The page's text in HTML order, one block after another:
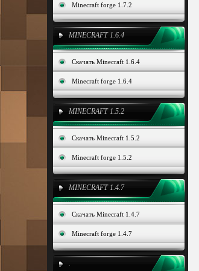
Minecraft forge 1.7.2
MINECRAFT 1.6.4
Скачать Minecraft 1.6.4
Minecraft forge 1.6.4
MINECRAFT 1.5.2
Скачать Minecraft 1.5.2
Minecraft forge 1.5.2
MINECRAFT 1.4.7
Скачать Minecraft 1.4.7
Minecraft forge 1.4.7
.